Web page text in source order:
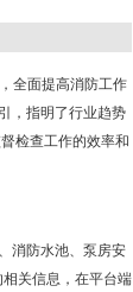
全面提高消防工作
，指明了行业趋势
检查工作的效率和
消防水池、泵房安
关信息，在平台端